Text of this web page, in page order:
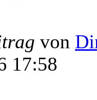
von
17:58